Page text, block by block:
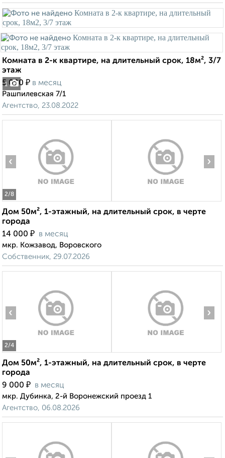
1
Комната в 2-к квартире, на длительный срок, 18м², 3/7
этаж
5 000 ₽ в месяц
Рашпилевская 7/1
Агентство, 23.08.2022
2/8
‹ ›
Дом 50м², 1-этажный, на длительный срок, в черте
города
14 000 ₽ в месяц
мкр. Кожзавод, Воровского
Собственник, 29.07.2026
2/4
‹ ›
Дом 50м², 1-этажный, на длительный срок, в черте
города
9 000 ₽ в месяц
мкр. Дубинка, 2-й Воронежский проезд 1
Агентство, 06.08.2026